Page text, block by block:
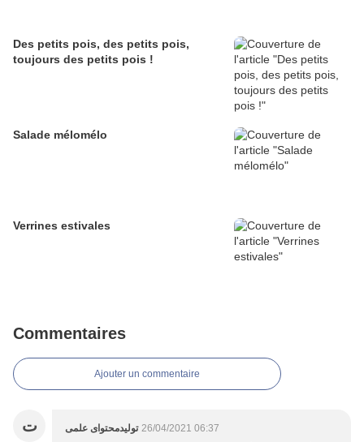
Des petits pois, des petits pois,
toujours des petits pois !
Salade mélomélo
Verrines estivales
Commentaires
Ajouter un commentaire
ت تولیدمحتوای علمی 26/04/2021 06:37